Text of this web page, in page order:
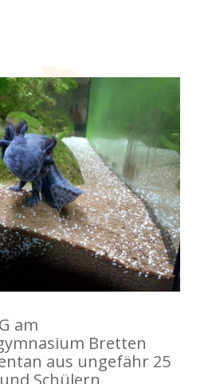
am
Bretten
aus ungefähr 25
Schülern